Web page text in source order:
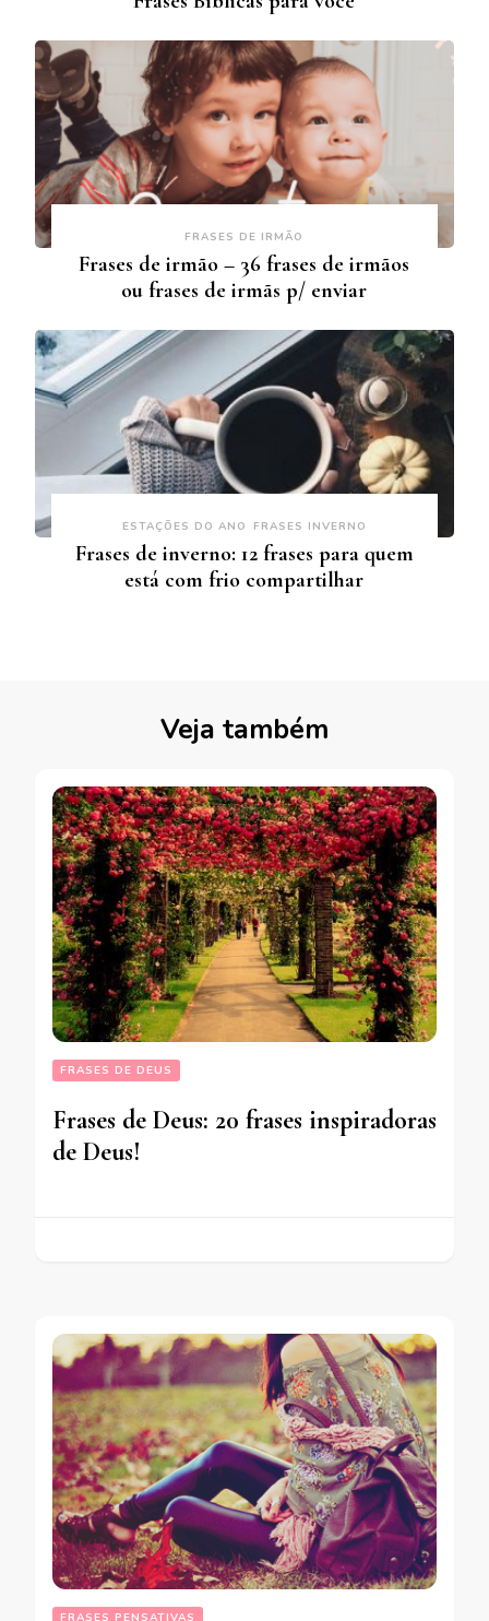
FRASES DE IRMÃO
Frases de irmão – 36 frases de irmãos
ou frases de irmãs p/ enviar
ESTAÇÕES DO ANO FRASES INVERNO
Frases de inverno: 12 frases para quem
está com frio compartilhar
Veja também
FRASES DE DEUS
Frases de Deus: 20 frases inspiradoras
de Deus!